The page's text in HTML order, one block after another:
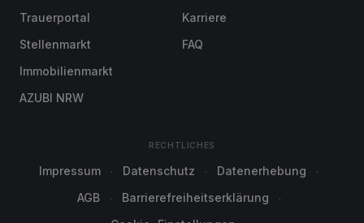
Trauerportal
Stellenmarkt
Immobilienmarkt
AZUBI NRW
Karriere
FAQ
RECHTLICHES
Impressum Datenschutz
Datenerhebung
AGB
Barrierefreiheitserklärung